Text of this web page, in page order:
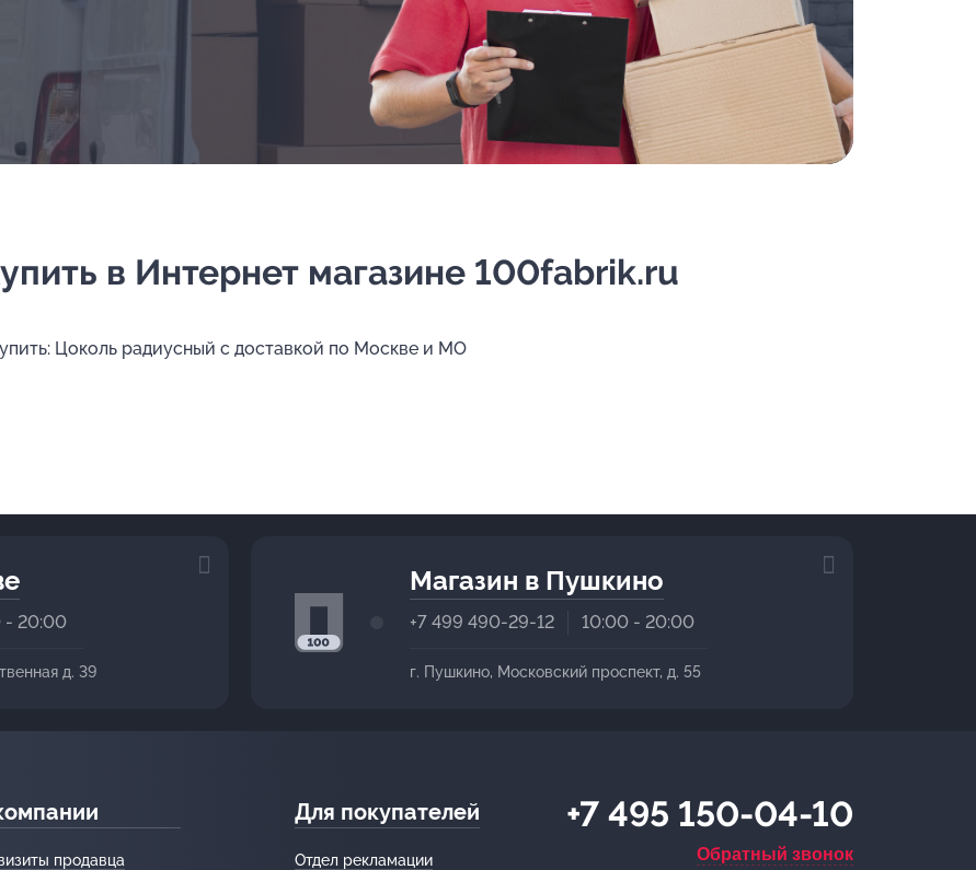
в Интернет магазине 100fabrik.ru
Цоколь радиусный с доставкой по Москве и МО
- 20:00
д. 39
Магазин в Пушкино
+7 499 490-29-12 10:00 - 20:00
г. Пушкино, Московский проспект, д. 55
продавца
Для покупателей
Отдел рекламации
+7 495 150-04-10
Обратный звонок